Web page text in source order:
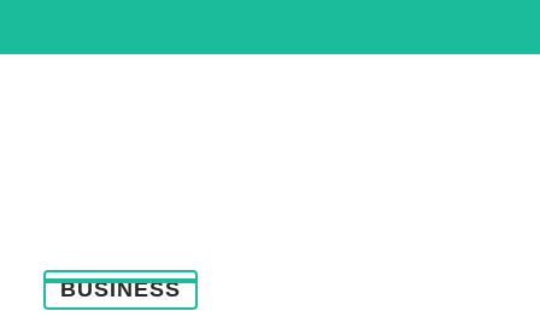
BUSINESS